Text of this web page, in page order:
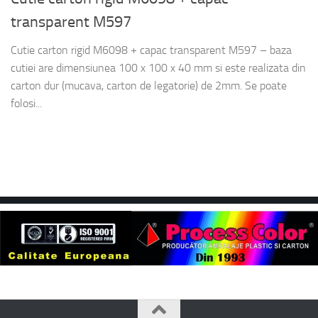
transparent M597
Cutie carton rigid M6098 + capac transparent M597 – baza
cutiei are dimensiunea 100 x 100 x 40 mm si este realizata din
carton dur (mucava, carton de legatorie) de 2mm. Se poate
folosi...